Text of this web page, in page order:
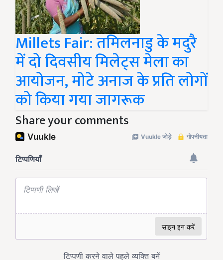
Millets Fair: तमिलनाडु के मदुरै
में दो दिवसीय मिलेट्स मेला का
आयोजन, मोटे अनाज के प्रति लोगों
को किया गया जागरूक
Share your comments